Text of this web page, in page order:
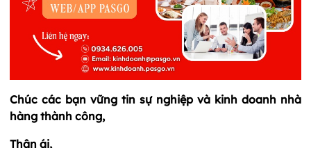
Chúc các bạn vững tin sự nghiệp và kinh doanh nhà
hàng thành công,
Thân ái,